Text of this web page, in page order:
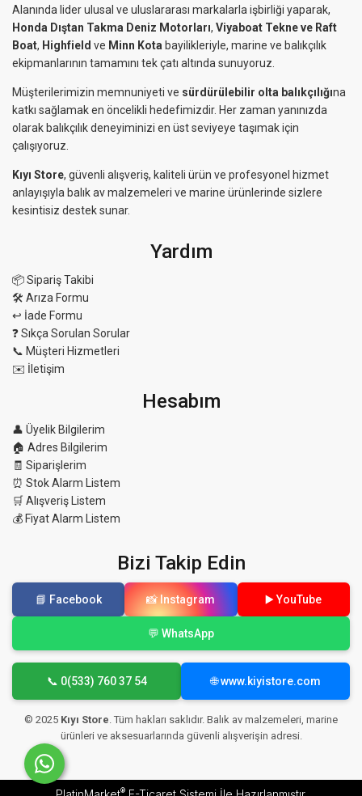
Alanında lider ulusal ve uluslararası markalarla işbirliği yaparak,
Honda Dıştan Takma Deniz Motorları, Viyaboat Tekne ve Raft
Boat, Highfield ve Minn Kota bayilikleriyle, marine ve balıkçılık
ekipmanlarının tamamını tek çatı altında sunuyoruz.
Müşterilerimizin memnuniyeti ve sürdürülebilir olta balıkçılığına
katkı sağlamak en öncelikli hedefimizdir. Her zaman yanınızda
olarak balıkçılık deneyiminizi en üst seviyeye taşımak için
çalışıyoruz.
Kıyı Store, güvenli alışveriş, kaliteli ürün ve profesyonel hizmet
anlayışıyla balık av malzemeleri ve marine ürünlerinde sizlere
kesintisiz destek sunar.
Yardım
📦 Sipariş Takibi
🛠 Arıza Formu
↩️ İade Formu
❓ Sıkça Sorulan Sorular
📞 Müşteri Hizmetleri
✉️ İletişim
Hesabım
👤 Üyelik Bilgilerim
🏠 Adres Bilgilerim
🧾 Siparişlerim
⏰ Stok Alarm Listem
🛒 Alışveriş Listem
💰 Fiyat Alarm Listem
Bizi Takip Edin
📘 Facebook 📸 Instagram ▶️ YouTube
💬 WhatsApp
📞 0(533) 760 37 54 🌐 www.kiyistore.com
© 2025 Kıyı Store. Tüm hakları saklıdır. Balık av malzemeleri, marine
ürünleri ve aksesuarlarında güvenli alışverişin adresi.
®